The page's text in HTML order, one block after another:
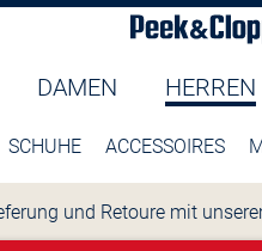
DAMEN HERREN
SCHUHE ACCESSOIRES
und Retoure mit